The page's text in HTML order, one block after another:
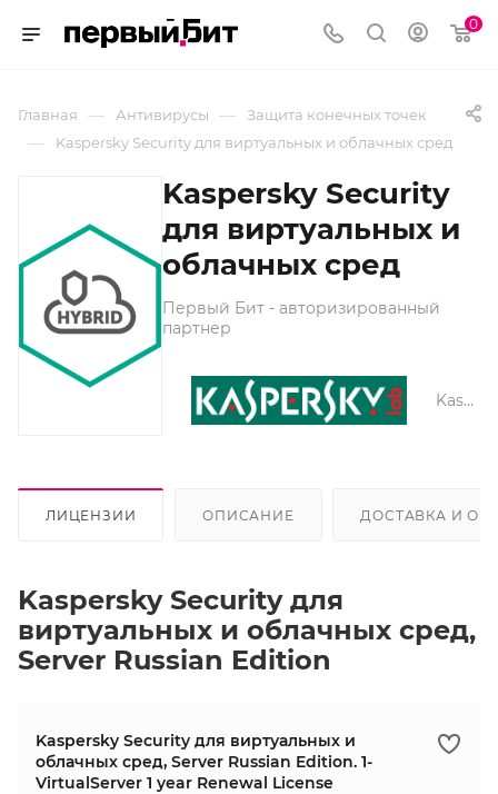
0
Главная — Антивирусы — Защита конечных точек
— Kaspersky Security для виртуальных и облачных сред
Kaspersky Security
для виртуальных и
облачных сред
Первый Бит - авторизированный
партнер
Kaspersky lab
ЛИЦЕНЗИИ ОПИСАНИЕ ДОСТАВКА И
Kaspersky Security для
виртуальных и облачных сред,
Server Russian Edition
Kaspersky Security для виртуальных и
облачных сред, Server Russian Edition. 1-
VirtualServer 1 year Renewal License